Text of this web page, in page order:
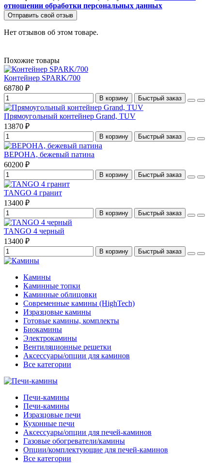
отношении обработки персональных данных
Отправить свой отзыв
Нет отзывов об этом товаре.
Похожие товары
Контейнер SPARK/700
68780 ₽
В корзину Быстрый заказ
Прямоугольный контейнер Grand, TUV
13870 ₽
В корзину Быстрый заказ
ВЕРОНА, бежевый патина
60200 ₽
В корзину Быстрый заказ
TANGO 4 гранит
13400 ₽
В корзину Быстрый заказ
TANGO 4 черный
13400 ₽
В корзину Быстрый заказ
Камины
Каминные топки
Каминные облицовки
Современные камины (HighTech)
Изразцовые камины
Готовые камины, комплекты
Биокамины
Электрокамины
Вентиляционные решетки
Аксессуары/опции для каминов
Все категории
Печи-камины
Печи-камины
Изразцовые печи
Кухонные печи
Аксессуары/опции для печей-каминов
Газовые обогреватели/камины
Опции/комплектующие для печей-каминов
Все категории